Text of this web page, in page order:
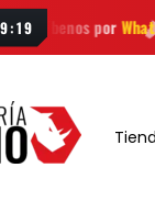
Envío